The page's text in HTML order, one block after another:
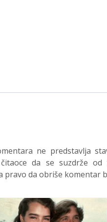
ne predstavlja
da se suzdrže
pravo da obriše komentar